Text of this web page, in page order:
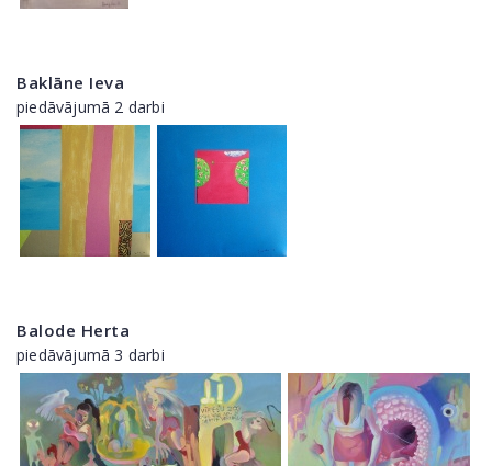
Baklāne Ieva
piedāvājumā 2 darbi
Balode Herta
piedāvājumā 3 darbi